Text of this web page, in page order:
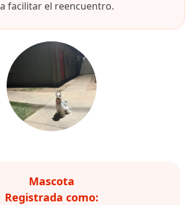
facilitar el reencuentro.
Mascota
Registrada como: